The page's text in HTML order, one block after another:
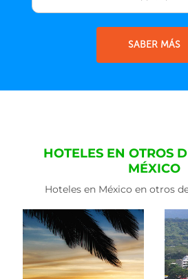
SABER MÁS
HOTELES EN OTROS
MÉXICO
Hoteles en México en otros